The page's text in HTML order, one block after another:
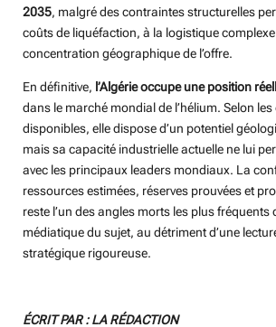
2035, malgré des contraintes structurelles
coûts de liquéfaction, à la logistique complexe
concentration géographique de l’offre.
En définitive, l’Algérie occupe une position
dans le marché mondial de l’hélium. Selon
disponibles, elle dispose d’un potentiel
mais sa capacité industrielle actuelle ne lui
avec les principaux leaders mondiaux. La
ressources estimées, réserves prouvées et
reste l’un des angles morts les plus fréquents
médiatique du sujet, au détriment d’une
stratégique rigoureuse.
ÉCRIT PAR : LA RÉDACTION